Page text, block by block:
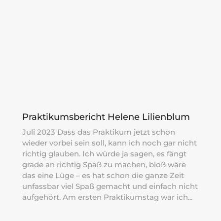
Praktikumsbericht Helene Lilienblum
Juli 2023 Dass das Praktikum jetzt schon
wieder vorbei sein soll, kann ich noch gar nicht
richtig glauben. Ich würde ja sagen, es fängt
grade an richtig Spaß zu machen, bloß wäre
das eine Lüge – es hat schon die ganze Zeit
unfassbar viel Spaß gemacht und einfach nicht
aufgehört. Am ersten Praktikumstag war ich...